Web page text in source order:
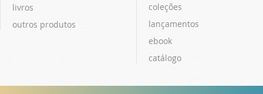
livros
outros produtos
coleções
lançamentos
ebook
catálogo